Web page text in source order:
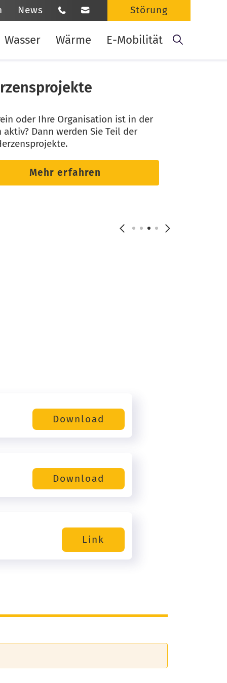
News Störung
Wasser Wärme E-Mobilität
oder Ihre Organisation ist in der
aktiv? Dann werden Sie Teil der
Mehr erfahren